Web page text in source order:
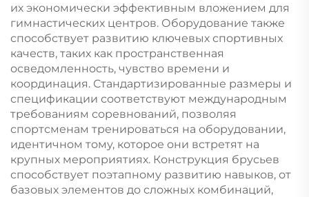
их экономически эффективным вложением для
гимнастических центров. Оборудование также
способствует развитию ключевых спортивных
качеств, таких как пространственная
осведомленность, чувство времени и
координация. Стандартизированные размеры и
спецификации соответствуют международным
требованиям соревнований, позволяя
спортсменам тренироваться на оборудовании,
идентичном тому, которое они встретят на
крупных мероприятиях. Конструкция брусьев
способствует поэтапному развитию навыков, от
базовых элементов до сложных комбинаций,